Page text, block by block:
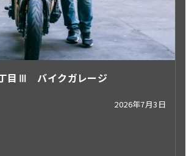
目Ⅲ バイクガレージ
2026年7月3日